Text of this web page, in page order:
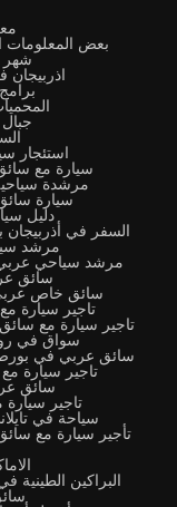
بعض المعلومات
شهر
اذربيجان
استئجار
سيارة مع
مرشدة
سيارة
دليل
السفر في
مرشد
مرشد سياحي عربي
سائق
سائق خاص
تاجير سيارة
تاجير سيارة مع
سواق في
سائق عربي في
تاجير سيارة
سائق
تاجير
سياحة في
تأجير سيارة مع
البراكين الطينية